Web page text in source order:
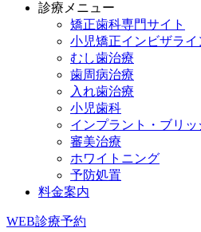
診療メニュー
矯正歯科専門サイト
小児矯正インビザライ
むし歯治療
歯周病治療
入れ歯治療
小児歯科
インプラント・ブリッ
審美治療
ホワイトニング
予防処置
料金案内
WEB診療予約